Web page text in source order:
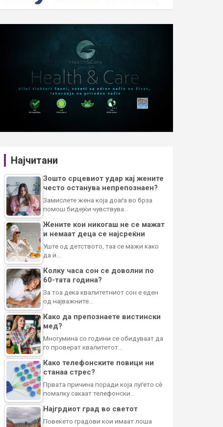
Најчитани
Зошто срцевиот удар кај жените
често останува непрепознаен?
Замислете жена која доаѓа во брза
помош бидејќи чувствува…
Жените кои никогаш не се мажат
и немаат деца се најсреќни
Уште од детството, таа се мажи како
да ѝ…
Колку часа сон се доволни по
60-тата година?
За тоа дека квалитетниот сон е еден
од најважните…
Како да препознаете вистински
мед?
Многумина со години се обидуваат да
го проверат квалитетот…
Како телефонските повици ни
станаа стрес?
Првата причина поради која луѓето сè
помалку сакаат телефонски…
Најгрдиот град во светот
Повеќето градови кои имаат лоша